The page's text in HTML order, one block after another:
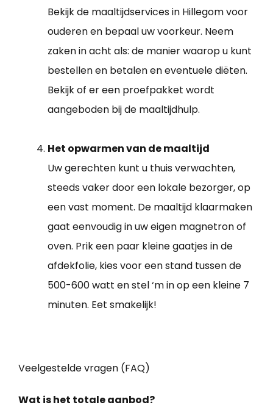
Bekijk de maaltijdservices in Hillegom voor
ouderen en bepaal uw voorkeur. Neem
zaken in acht als: de manier waarop u kunt
bestellen en betalen en eventuele diëten.
Bekijk of er een proefpakket wordt
aangeboden bij de maaltijdhulp.
Het opwarmen van de maaltijd
Uw gerechten kunt u thuis verwachten,
steeds vaker door een lokale bezorger, op
een vast moment. De maaltijd klaarmaken
gaat eenvoudig in uw eigen magnetron of
oven. Prik een paar kleine gaatjes in de
afdekfolie, kies voor een stand tussen de
500-600 watt en stel ‘m in op een kleine 7
minuten. Eet smakelijk!
Veelgestelde vragen (FAQ)
Wat is het totale aanbod?